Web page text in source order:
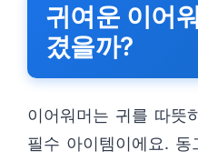
귀여운 이어
겼을까?
이어워머는 귀를 따뜻
필수 아이템이에요.